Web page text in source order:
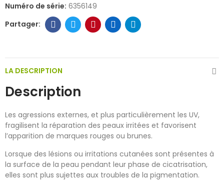
Numéro de série: 6356149
LA DESCRIPTION
Description
Les agressions externes, et plus particulièrement les UV,
fragilisent la réparation des peaux irritées et favorisent
l’apparition de marques rouges ou brunes.
Lorsque des lésions ou irritations cutanées sont présentes à
la surface de la peau pendant leur phase de cicatrisation,
elles sont plus sujettes aux troubles de la pigmentation.